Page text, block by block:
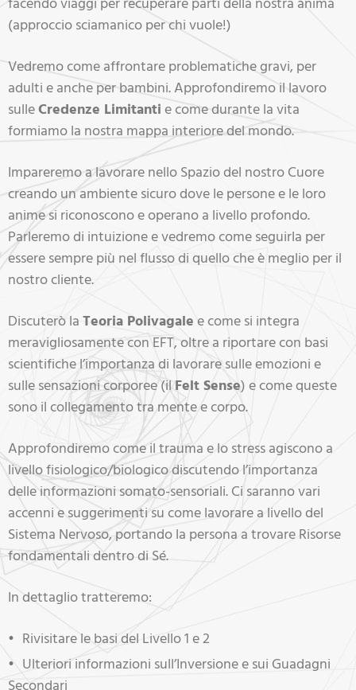
(approccio sciamanico per chi vuole!)
Vedremo come affrontare problematiche gravi, per
adulti e anche per bambini. Approfondiremo il lavoro
sulleCredenze Limitantie come durante la vita
formiamo la nostra mappa interiore del mondo.
Impareremo a lavorare nello Spazio del nostro Cuore
creando un ambiente sicuro dove le persone e le loro
anime si riconoscono e operano a livello profondo.
Parleremo di intuizione e vedremo come seguirla per
essere sempre più nel flusso di quello che è meglio per il
nostro cliente.
Discuterò laTeoria Polivagalee come si integra
meravigliosamente con EFT, oltre a riportare con basi
scientifiche l’importanza di lavorare sulle emozioni e
sulle sensazioni corporee (ilFelt Sense) e come queste
sono il collegamento tra mente e corpo.
Approfondiremo come il trauma e lo stress agiscono a
livello fisiologico/biologico discutendo l’importanza
delle informazioni somato-sensoriali. Ci saranno vari
accenni e suggerimenti su come lavorare a livello del
Sistema Nervoso, portando la persona a trovare Risorse
fondamentali dentro di Sé.
In dettaglio tratteremo:
Rivisitare le basi del Livello 1 e 2
Ulteriori informazioni sull’Inversione e sui Guadagni
Secondari